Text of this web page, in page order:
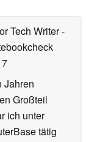
Tech Writer-
Jahren
Großteil
ich unter
tätig